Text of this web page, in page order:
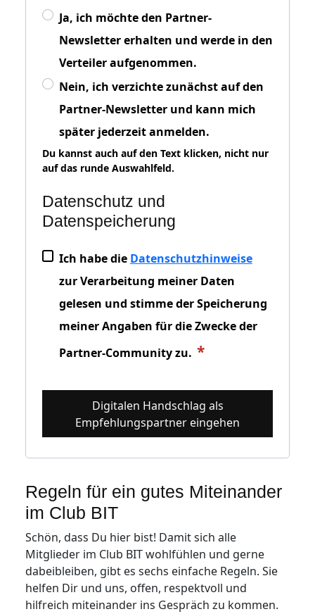
Ja, ich möchte den Partner-
Newsletter erhalten und werde in den
Verteiler aufgenommen.
Nein, ich verzichte zunächst auf den
Partner-Newsletter und kann mich
später jederzeit anmelden.
Du kannst auch auf den Text klicken, nicht nur
auf das runde Auswahlfeld.
Datenschutz und
Datenspeicherung
Ich habe die Datenschutzhinweise
zur Verarbeitung meiner Daten
gelesen und stimme der Speicherung
meiner Angaben für die Zwecke der
Partner-Community zu.
NicknameDigitalen Handschlag als
Empfehlungspartner eingehen
Regeln für ein gutes Miteinander
im Club BIT
Schön, dass Du hier bist! Damit sich alle
Mitglieder im Club BIT wohlfühlen und gerne
dabeibleiben, gibt es sechs einfache Regeln. Sie
helfen Dir und uns, offen, respektvoll und
hilfreich miteinander ins Gespräch zu kommen.